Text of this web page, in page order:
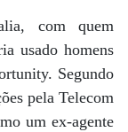
com quem
usado homens
Segundo
pela Telecom
um ex-agente